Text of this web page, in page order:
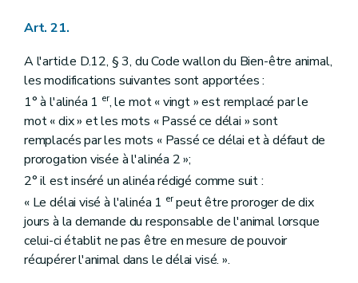
Art. 21.
A l'article D.12, § 3, du Code wallon du Bien-être animal,
les modifications suivantes sont apportées :
1° à l'alinéa 1 er, le mot « vingt » est remplacé par le
mot « dix » et les mots « Passé ce délai » sont
remplacés par les mots « Passé ce délai et à défaut de
prorogation visée à l'alinéa 2 »;
2° il est inséré un alinéa rédigé comme suit :
« Le délai visé à l'alinéa 1 erpeut être proroger de dix
jours à la demande du responsable de l'animal lorsque
celui-ci établit ne pas être en mesure de pouvoir
récupérer l'animal dans le délai visé. ».